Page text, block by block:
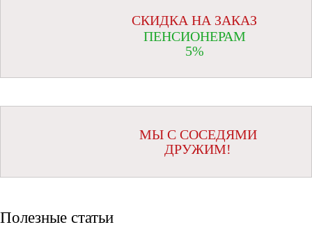
СКИДКА НА ЗАКАЗ
ПЕНСИОНЕРАМ
5%
МЫ С СОСЕДЯМИ
ДРУЖИМ!
Полезные статьи